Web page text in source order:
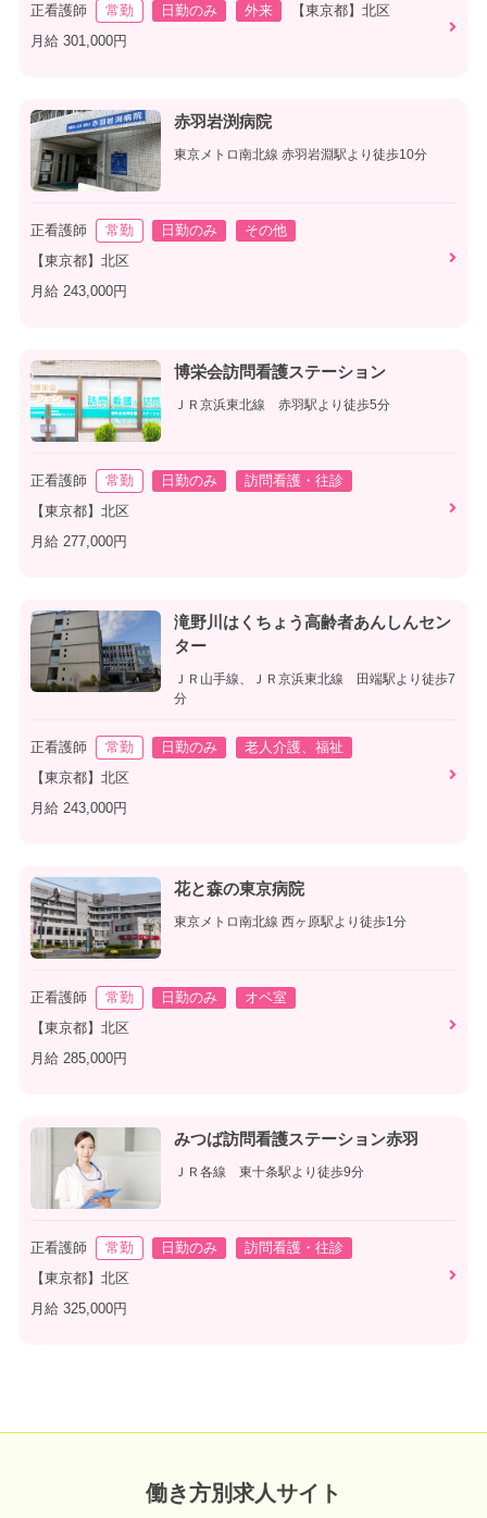
正看護師 常勤 日勤のみ 外来
【東京都】北区
月給 301,000円
赤羽岩渕病院
東京メトロ南北線 赤羽岩淵駅より徒歩10分
正看護師 常勤 日勤のみ
その他
【東京都】北区
月給 243,000円
博栄会訪問看護ステーション
ＪＲ京浜東北線 赤羽駅より徒歩5分
正看護師 常勤 日勤のみ
訪問看護・往診
【東京都】北区
月給 277,000円
滝野川はくちょう高齢者あんしんセン
ター
ＪＲ山手線、ＪＲ京浜東北線 田端駅より徒歩7
分
正看護師 常勤 日勤のみ
老人介護、福祉
【東京都】北区
月給 243,000円
花と森の東京病院
東京メトロ南北線 西ヶ原駅より徒歩1分
正看護師 常勤 日勤のみ
オペ室
【東京都】北区
月給 285,000円
みつば訪問看護ステーション赤羽
ＪＲ各線 東十条駅より徒歩9分
正看護師 常勤 日勤のみ
訪問看護・往診
【東京都】北区
月給 325,000円
働き方別求人サイト